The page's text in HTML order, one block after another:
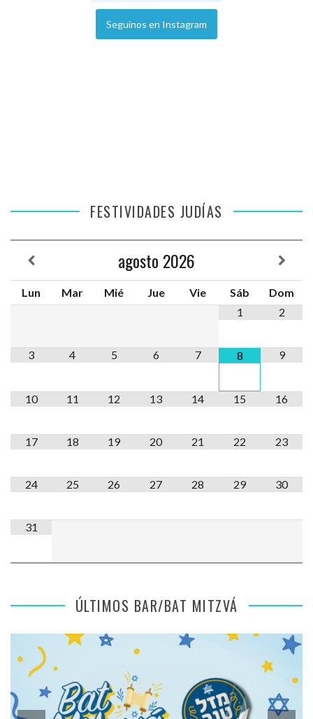
Seguinos en Instagram
FESTIVIDADES JUDÍAS
agosto 2026
Lun Mar Mié Jue Vie Sáb
Dom
1
2
3 4 5 6 7 8 9
10 11 12 13 14 15 16
17 18 19 20 21 22 23
24 25 26 27 28 29 30
31
ÚLTIMOS BAR/BAT MITZVÁ